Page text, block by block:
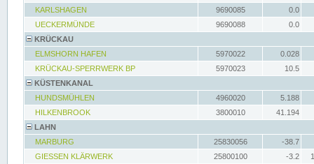
KARLSHAGEN
9690085
0.0
UECKERMÜNDE
9690088
0.0
KRÜCKAU
ELMSHORN HAFEN
5970022
0.028
KRÜCKAU-SPERRWERK BP
5970023
10.5
KÜSTENKANAL
HUNDSMÜHLEN
4960020
5.188
HILKENBROOK
3800010
41.194
LAHN
MARBURG
25830056
-38.7
GIESSEN KLÄRWERK
25800100 -3.2